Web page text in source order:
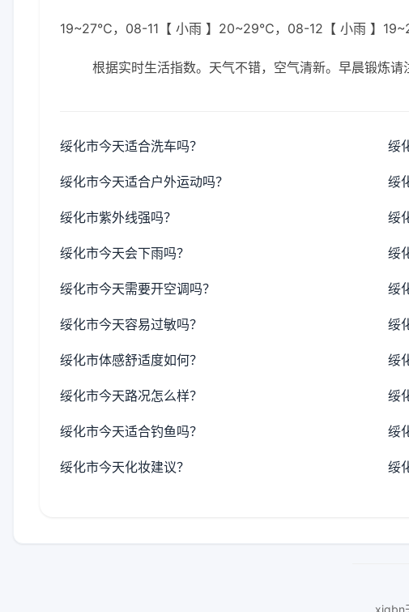
19~27℃，08-11【 小雨 】20~29℃，08-12【 小雨 】
根据实时生活指数。天气不错，空气清新。早晨锻炼请
绥化市今天适合洗车吗？ 绥
绥化市今天适合户外运动吗？ 绥
绥化市紫外线强吗？ 绥
绥化市今天会下雨吗？ 绥
绥化市今天需要开空调吗？ 绥
绥化市今天容易过敏吗？ 绥
绥化市体感舒适度如何？ 绥
绥化市今天路况怎么样？ 绥
绥化市今天适合钓鱼吗？ 绥
绥化市今天化妆建议？ 绥
xjqbn